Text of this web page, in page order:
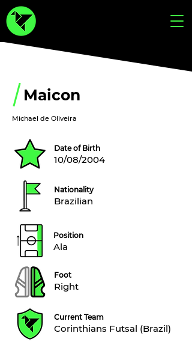
Maicon
Michael de Oliveira
Date of Birth
10/08/2004
Nationality
Brazilian
Position
Ala
Foot
Right
Current Team
Corinthians Futsal (Brazil)